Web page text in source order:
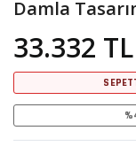
Damla
33.332 TL